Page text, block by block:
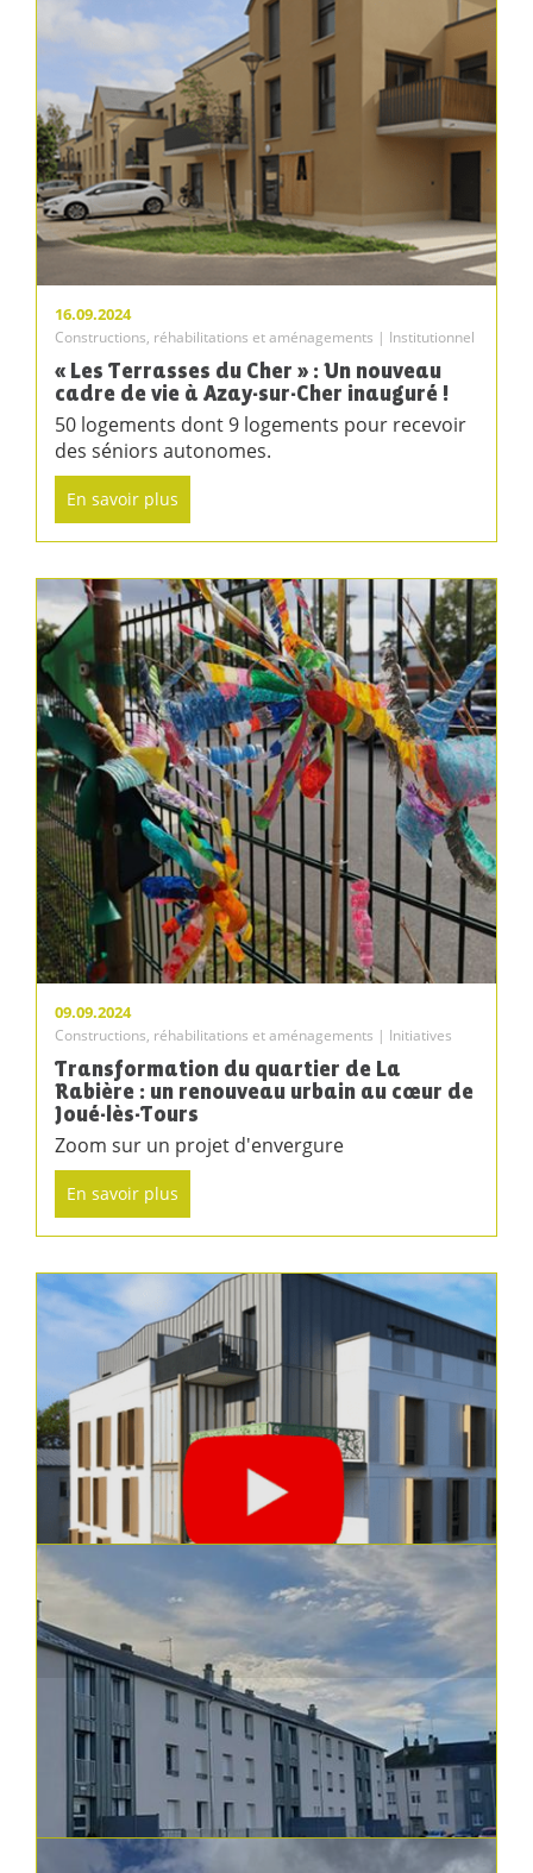
16.09.2024
Constructions, réhabilitations et aménagements | Institutionnel
« Les Terrasses du Cher » : Un nouveau
cadre de vie à Azay-sur-Cher inauguré !
50 logements dont 9 logements pour recevoir
des séniors autonomes.
En savoir plus
09.09.2024
Constructions, réhabilitations et aménagements | Initiatives
Transformation du quartier de La
Rabière : un renouveau urbain au cœur de
Joué-lès-Tours
Zoom sur un projet d'envergure
En savoir plus
13.08.2024
Constructions, réhabilitations et aménagements | En vidéos
Nos opérations vues du ciel
"L'Îlot Gratias" à Joué-lès-Tours, une
construction neuve de 42 logements soc...